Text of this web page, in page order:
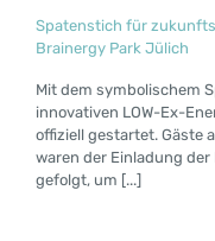
Spatenstich für
Brainergy Park Jülich
Mit dem symbolischem
innovativen LOW-Ex-
offiziell gestartet. Gäste
waren der Einladung der
gefolgt, um [...]